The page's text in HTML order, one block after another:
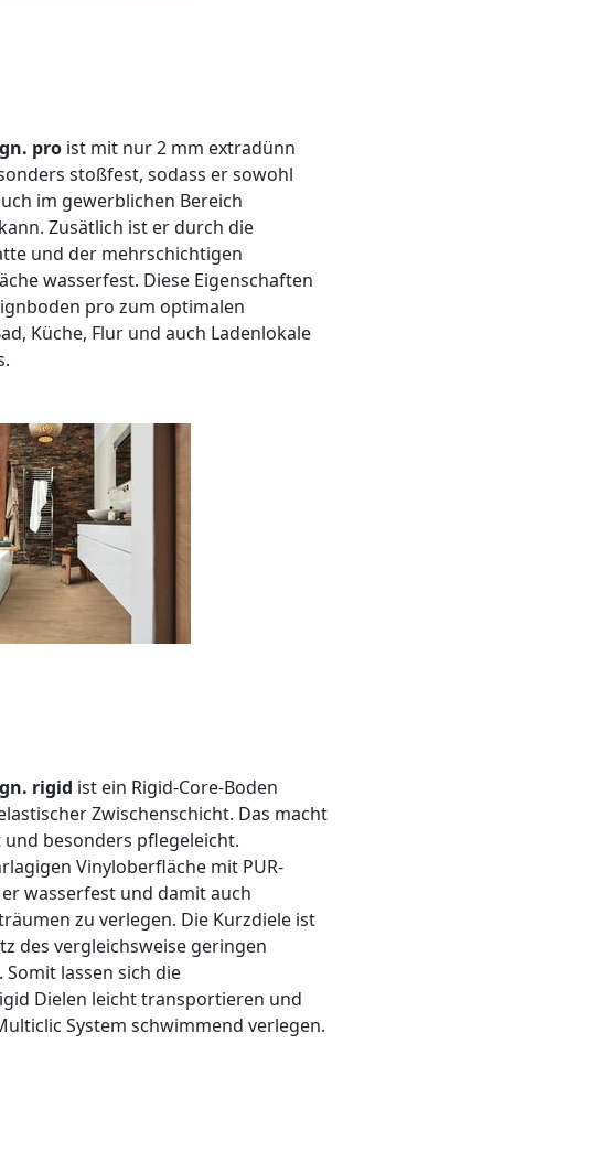
pro ist mit nur 2 mm extradünn
stoßfest, sodass er sowohl
im gewerblichen Bereich
Zusätlich ist er durch die
und der mehrschichtigen
wasserfest. Diese Eigenschaften
pro zum optimalen
Küche, Flur und auch Ladenlokale
rigid ist ein Rigid-Core-Boden
Zwischenschicht. Das macht
besonders pflegeleicht.
Vinyloberfläche mit PUR-
wasserfest und damit auch
zu verlegen. Die Kurzdiele ist
des vergleichsweise geringen
Somit lassen sich die
Dielen leicht transportieren und
System schwimmend verlegen.